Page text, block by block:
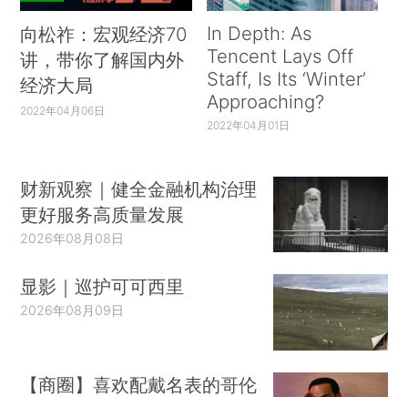
向松祚：宏观经济70
讲，带你了解国内外
经济大局
2022年04月06日
In Depth: As
Tencent Lays Off
Staff, Is Its ‘Winter’
Approaching?
2022年04月01日
财新观察｜健全金融机构治理
更好服务高质量发展
2026年08月08日
显影｜巡护可可西里
2026年08月09日
【商圈】喜欢配戴名表的哥伦